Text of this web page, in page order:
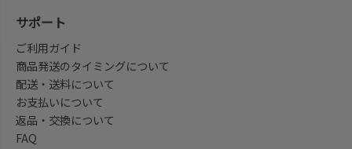
サポート
ご利用ガイド
商品発送のタイミングについて
配送・送料について
お支払いについて
返品・交換について
FAQ